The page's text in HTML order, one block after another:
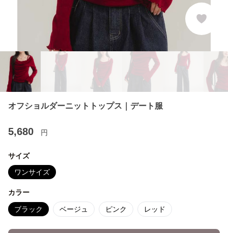
オフショルダーニットトップス｜デート服
5,680 円
サイズ
ワンサイズ
カラー
ブラック ベージュ ピンク レッド